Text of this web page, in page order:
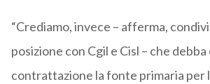
“Crediamo, invece – afferma,
posizione con Cgil e Cisl – che
contrattazione la fonte primaria per